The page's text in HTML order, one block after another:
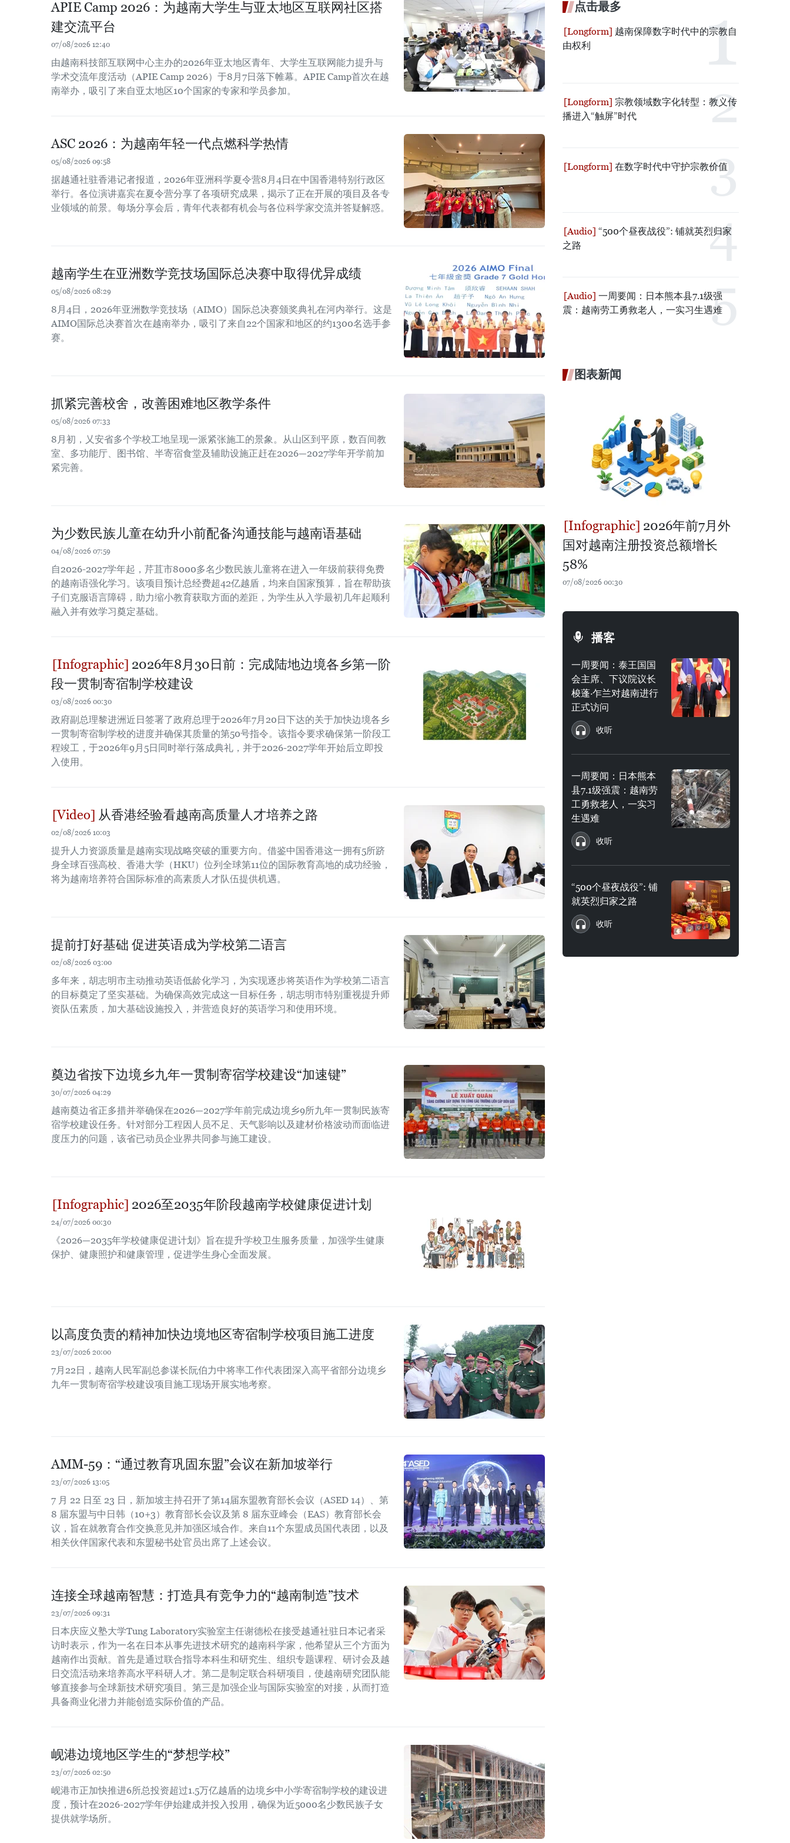
APIE Camp 2026：为越南大学生与亚太地区互联网社区搭
建交流平台
07/08/2026 12:40
由越南科技部互联网中心主办的2026年亚太地区青年、大学生互联网能力提升与
学术交流年度活动（APIE Camp 2026）于8月7日落下帷幕。APIE Camp首次在越
南举办，吸引了来自亚太地区10个国家的专家和学员参加。
ASC 2026：为越南年轻一代点燃科学热情
05/08/2026 09:58
据越通社驻香港记者报道，2026年亚洲科学夏令营8月4日在中国香港特别行政区
举行。各位演讲嘉宾在夏令营分享了各项研究成果，揭示了正在开展的项目及各专
业领域的前景。每场分享会后，青年代表都有机会与各位科学家交流并答疑解惑。
越南学生在亚洲数学竞技场国际总决赛中取得优异成绩
05/08/2026 08:29
8月4日，2026年亚洲数学竞技场（AIMO）国际总决赛颁奖典礼在河内举行。这是
AIMO国际总决赛首次在越南举办，吸引了来自22个国家和地区的约1300名选手参
赛。
抓紧完善校舍，改善困难地区教学条件
05/08/2026 07:33
8月初，乂安省多个学校工地呈现一派紧张施工的景象。从山区到平原，数百间教
室、多功能厅、图书馆、半寄宿食堂及辅助设施正赶在2026—2027学年开学前加
紧完善。
为少数民族儿童在幼升小前配备沟通技能与越南语基础
04/08/2026 07:59
自2026-2027学年起，芹苴市8000多名少数民族儿童将在进入一年级前获得免费
的越南语强化学习。该项目预计总经费超42亿越盾，均来自国家预算，旨在帮助孩
子们克服语言障碍，助力缩小教育获取方面的差距，为学生从入学最初几年起顺利
融入并有效学习奠定基础。
2026年8月30日前：完成陆地边境各乡第一阶
段一贯制寄宿制学校建设
03/08/2026 00:30
政府副总理黎进洲近日签署了政府总理于2026年7月20日下达的关于加快边境各乡
一贯制寄宿制学校的进度并确保其质量的第50号指令。该指令要求确保第一阶段工
程竣工，于2026年9月5日同时举行落成典礼，并于2026-2027学年开始后立即投
入使用。
从香港经验看越南高质量人才培养之路
02/08/2026 10:03
提升人力资源质量是越南实现战略突破的重要方向。借鉴中国香港这一拥有5所跻
身全球百强高校、香港大学（HKU）位列全球第11位的国际教育高地的成功经验，
将为越南培养符合国际标准的高素质人才队伍提供机遇。
提前打好基础 促进英语成为学校第二语言
02/08/2026 03:00
多年来，胡志明市主动推动英语低龄化学习，为实现逐步将英语作为学校第二语言
的目标奠定了坚实基础。为确保高效完成这一目标任务，胡志明市特别重视提升师
资队伍素质，加大基础设施投入，并营造良好的英语学习和使用环境。
奠边省按下边境乡九年一贯制寄宿学校建设“加速键”
30/07/2026 04:29
越南奠边省正多措并举确保在2026—2027学年前完成边境乡9所九年一贯制民族寄
宿学校建设任务。针对部分工程因人员不足、天气影响以及建材价格波动而面临进
度压力的问题，该省已动员企业界共同参与施工建设。
2026至2035年阶段越南学校健康促进计划
24/07/2026 00:30
《2026—2035年学校健康促进计划》旨在提升学校卫生服务质量，加强学生健康
保护、健康照护和健康管理，促进学生身心全面发展。
以高度负责的精神加快边境地区寄宿制学校项目施工进度
23/07/2026 20:00
7月22日，越南人民军副总参谋长阮伯力中将率工作代表团深入高平省部分边境乡
九年一贯制寄宿学校建设项目施工现场开展实地考察。
AMM-59：“通过教育巩固东盟”会议在新加坡举行
23/07/2026 13:05
7 月 22 日至 23 日，新加坡主持召开了第14届东盟教育部长会议（ASED 14）、第
8 届东盟与中日韩（10+3）教育部长会议及第 8 届东亚峰会（EAS）教育部长会
议，旨在就教育合作交换意见并加强区域合作。来自11个东盟成员国代表团，以及
相关伙伴国家代表和东盟秘书处官员出席了上述会议。
连接全球越南智慧：打造具有竞争力的“越南制造”技术
23/07/2026 09:31
日本庆应义塾大学Tung Laboratory实验室主任谢德松在接受越通社驻日本记者采
访时表示，作为一名在日本从事先进技术研究的越南科学家，他希望从三个方面为
越南作出贡献。首先是通过联合指导本科生和研究生、组织专题课程、研讨会及越
日交流活动来培养高水平科研人才。第二是制定联合科研项目，使越南研究团队能
够直接参与全球新技术研究项目。第三是加强企业与国际实验室的对接，从而打造
具备商业化潜力并能创造实际价值的产品。
岘港边境地区学生的“梦想学校”
23/07/2026 02:50
岘港市正加快推进6所总投资超过1.5万亿越盾的边境乡中小学寄宿制学校的建设进
度，预计在2026-2027学年伊始建成并投入投用，确保为近5000名少数民族子女
提供就学场所。
点击最多
越南保障数字时代中的宗教自
由权利
宗教领域数字化转型：教义传
播进入“触屏”时代
在数字时代中守护宗教价值
“500个昼夜战役”: 铺就英烈归家
之路
一周要闻：日本熊本县7.1级强
震：越南劳工勇救老人，一实习生遇难
图表新闻
2026年前7月外
国对越南注册投资总额增长
58%
07/08/2026 00:30
播客
一周要闻：泰王国国
会主席、下议院议长
梭蓬·乍兰对越南进行
正式访问
收听
一周要闻：日本熊本
县7.1级强震：越南劳
工勇救老人，一实习
生遇难
收听
“500个昼夜战役”: 铺
就英烈归家之路
收听